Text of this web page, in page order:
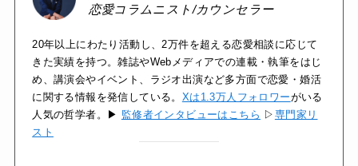
恋愛コラムニスト/カウンセラー
20年以上にわたり活動し、2万件を超える恋愛相談に応じて
きた実績を持つ。雑誌やWebメディアでの連載・執筆をはじ
め、講演会やイベント、ラジオ出演など多方面で恋愛・婚活
に関する情報を発信している。 Xは1.3万人フォロワーがいる
人気の哲学者。▶ 監修者インタビューはこちら ▷ 専門家リ
スト